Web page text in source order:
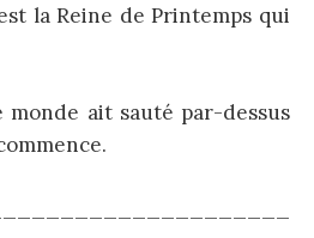
la Reine de Printemps qui
ait sauté par-dessus